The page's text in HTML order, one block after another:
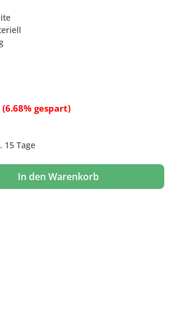
(6.68% gespart)
15 Tage
ein oder benutze die Schaltflächen um die
In den Warenkorb